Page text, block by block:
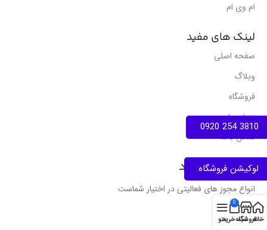
3810 254 0920
لوکیشن فروشگاه
ام وی ام
لینک های مفید
صفحه اصلی
وبلاگ
فروشگاه
درباره ما
تماس با ما
نمادهای اعتماد
انواع مجوز های فعالیتی در اختیار شماست
خانهفروشگاه
0
سبد خریدمنو